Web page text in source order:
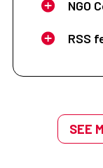
NGO
RSS
SEE